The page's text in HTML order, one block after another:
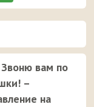
вам по
–
на